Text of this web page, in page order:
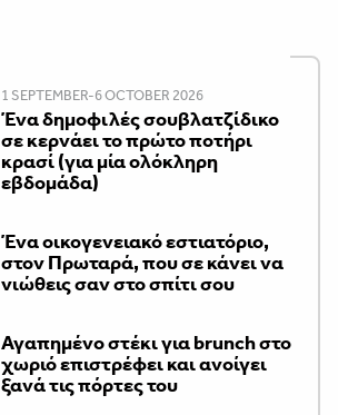
1 SEPTEMBER-6 OCTOBER 2026
Ένα δημοφιλές σουβλατζίδικο
σε κερνάει το πρώτο ποτήρι
κρασί (για μία ολόκληρη
εβδομάδα)
Ένα οικογενειακό εστιατόριο,
στον Πρωταρά, που σε κάνει να
νιώθεις σαν στο σπίτι σου
Αγαπημένο στέκι για brunch στο
χωριό επιστρέφει και ανοίγει
ξανά τις πόρτες του